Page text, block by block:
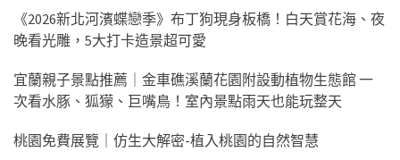
《2026新北河濱蝶戀季》布丁狗現身板橋！白天賞花海、夜
晚看光雕，5大打卡造景超可愛
宜蘭親子景點推薦｜金車礁溪蘭花園附設動植物生態館 一
次看水豚、狐獴、巨嘴鳥！室內景點雨天也能玩整天
桃園免費展覽｜仿生大解密-植入桃園的自然智慧